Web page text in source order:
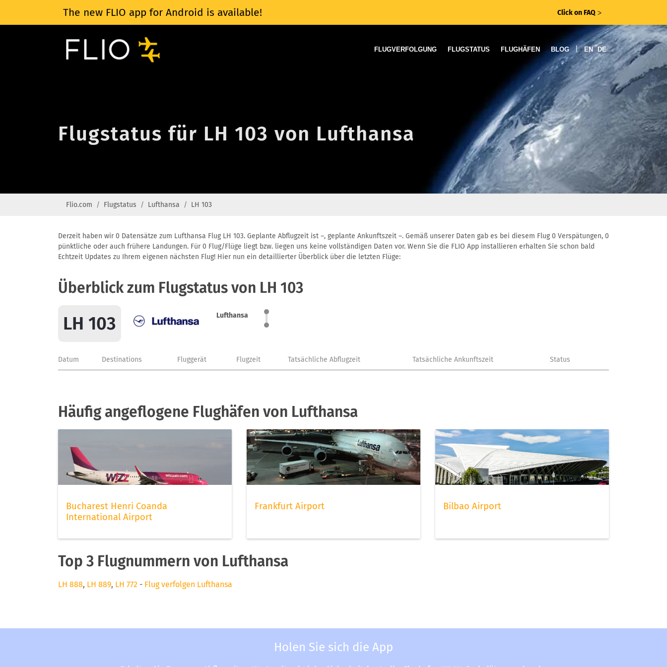
The new FLIO app for Android is available! Click on FAQ ᐳ
FLUGVERFOLGUNG FLUGSTATUS FLUGHÄFEN BLOG | EN DE
Flugstatus für LH 103 von Lufthansa
Flio.com Flugstatus Lufthansa LH 103
Derzeit haben wir 0 Datensätze zum Lufthansa Flug LH 103. Geplante Abflugzeit ist –, geplante Ankunftszeit –. Gemäß unserer Daten gab es bei diesem Flug 0 Verspätungen, 0
pünktliche oder auch frühere Landungen. Für 0 Flug/Flüge liegt bzw. liegen uns keine vollständigen Daten vor. Wenn Sie die FLIO App installieren erhalten Sie schon bald
Echtzeit Updates zu Ihrem eigenen nächsten Flug! Hier nun ein detaillierter Überblick über die letzten Flüge:
Überblick zum Flugstatus von LH 103
LH 103 Lufthansa
Datum Destinations Fluggerät Flugzeit Tatsächliche Abflugzeit Tatsächliche Ankunftszeit Status
Häufig angeflogene Flughäfen von Lufthansa
Bucharest Henri Coanda
International Airport
Frankfurt Airport Bilbao Airport
Top 3 Flugnummern von Lufthansa
LH 888, LH 889, LH 772 - Flug verfolgen Lufthansa
Holen Sie sich die App